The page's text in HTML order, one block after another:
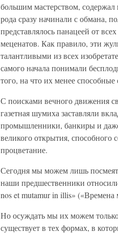
большим мастерством,
рода сразу начинали с обмана,
представлялось панацеей от
меценатов. Как правило, эти
талантливыми из всех
самого начала понимали
того, на что их менее способные
С поисками вечного движения
газетная шумиха заставляли
промышленники, банкиры и
великого открытия, способного
процветание.
Сегодня мы можем лишь
наши предшественники
nos et mutamur in illis»
Но осуждать мы их можем
существует в тех формах, в